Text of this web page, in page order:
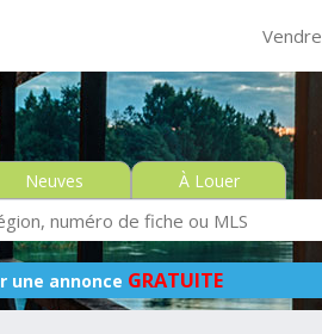
Vendre
Neuves
À Louer
une annonce GRATUITE